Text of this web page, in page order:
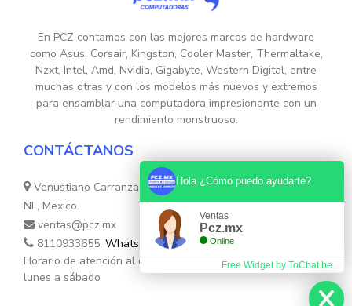
En PCZ contamos con las mejores marcas de hardware
como Asus, Corsair, Kingston, Cooler Master, Thermaltake,
Nzxt, Intel, Amd, Nvidia, Gigabyte, Western Digital, entre
muchas otras y con los modelos más nuevos y extremos
para ensamblar una computadora impresionante con un
rendimiento monstruoso.
CONTÁCTANOS
Venustiano Carranza Nte. 755, Colonia Centro, Monterrey,
NL, Mexico.
ventas@pcz.mx
8110933655, Whatsapp 8131554632
Horario de atención al cliente: de 10:30hs. a 17:30hs de
lunes a sábado
Hola ¿Cómo puedo ayudarte?
Ventas
Pcz.mx
Online
Free Widget by ToChat.be